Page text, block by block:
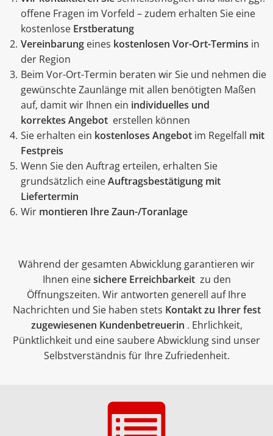
offene Fragen im Vorfeld – zudem erhalten Sie eine
kostenlose Erstberatung
Vereinbarungeines kostenlosen Vor-Ort-Termins in
der Region
Beim Vor-Ort-Termin beraten wir Sie und nehmen die
gewünschte Zaunlänge mit allen benötigten Maßen
auf, damit wir Ihnen ein individuelles und
korrektes Angebot erstellen können
Sie erhalten ein kostenloses Angebotim Regelfall mit
Festpreis
Wenn Sie den Auftrag erteilen, erhalten Sie
grundsätzlich eineAuftragsbestätigung mit
Liefertermin
Wir montieren Ihre Zaun-/Toranlage
Während der gesamten Abwicklung garantieren wir
Ihnen einesichere Erreichbarkeit zu den
Öffnungszeiten. Wir antworten generell auf Ihre
Nachrichten und Sie haben stets Kontakt zu Ihrer fest
zugewiesenen Kundenbetreuerin . Ehrlichkeit,
Pünktlichkeit und eine saubere Abwicklung sind unser
Selbstverständnis für Ihre Zufriedenheit.